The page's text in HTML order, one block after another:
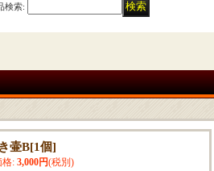
検索:
壷B[1個]
格: 3,000円(税別)